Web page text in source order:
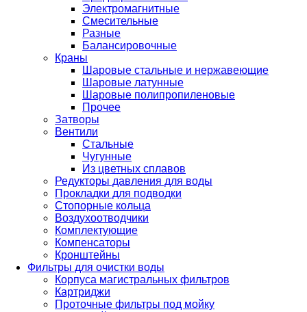
Электромагнитные
Смесительные
Разные
Балансировочные
Краны
Шаровые стальные и нержавеющие
Шаровые латунные
Шаровые полипропиленовые
Прочее
Затворы
Вентили
Стальные
Чугунные
Из цветных сплавов
Редукторы давления для воды
Прокладки для подводки
Стопорные кольца
Воздухоотводчики
Комплектующие
Компенсаторы
Кронштейны
Фильтры для очистки воды
Корпуса магистральных фильтров
Картриджи
Проточные фильтры под мойку